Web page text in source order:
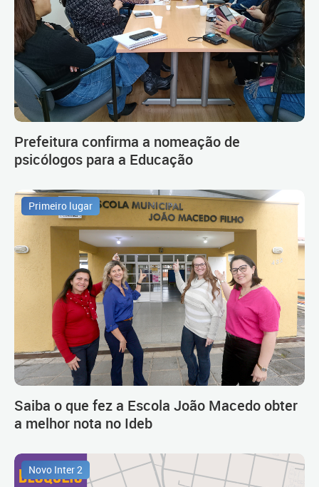
Prefeitura confirma a nomeação de
psicólogos para a Educação
Primeiro lugar
Saiba o que fez a Escola João Macedo obter
a melhor nota no Ideb
Novo Inter 2